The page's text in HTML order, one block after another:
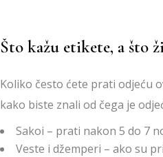
Što kažu etikete, a što
Koliko često ćete prati odjeću
kako biste znali od čega je
Sakoi – prati nakon 5 do 7
Veste i džemperi – ako su